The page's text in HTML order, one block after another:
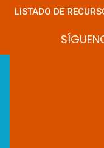
LISTADO DE